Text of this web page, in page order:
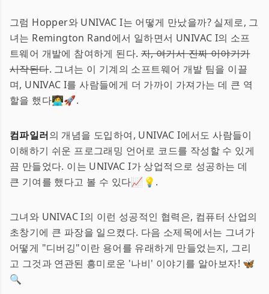
그럼 Hopper와 UNIVAC I는 어떻게 만났을까? 실제로, 그
녀는 Remington Rand에서 일하면서 UNIVAC I의 소프
트웨어 개발에 참여하게 된다.자, 여기서 진짜 이야기가
시작된다. 그녀는 이 기계의 소프트웨어 개발 팀을 이끌
며, UNIVAC I를 사람들에게 더 가까이 가져가는 데 큰 역
할을 했다👩‍💻🚀.
컴파일러의 개념을 도입하여, UNIVAC I에서도 사람들이
이해하기 쉬운 프로그래밍 언어로 코드를 작성할 수 있게
끔 만들었다. 이는 UNIVAC I가 상업적으로 성공하는 데
큰 기여를 했다고 볼 수 있다📈💡.
그녀와 UNIVAC I의 이런 성공적인 협력은, 컴퓨터 산업의
초창기에 큰 파장을 일으켰다. 다음 소제목에서는 그녀가
어떻게 "디버깅"이란 용어를 유래하게 만들었는지, 그리
고 그것과 연관된 흥미로운 '나비' 이야기를 알아보자! 🦋
🔍